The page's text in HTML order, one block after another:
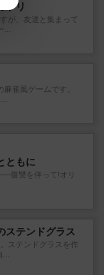
ドリ
が、友達と集まって
麻雀風ゲームです。
ともに
復讐を伴って!オリ
ステンドグラス
ステンドグラスを作